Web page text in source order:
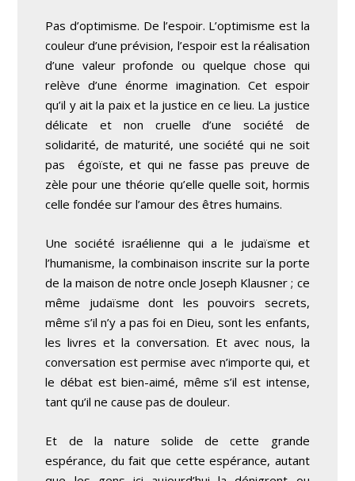
Pas d’optimisme. De l’espoir. L’optimisme est la
couleur d’une prévision, l’espoir est la réalisation
d’une valeur profonde ou quelque chose qui
relève d’une énorme imagination. Cet espoir
qu’il y ait la paix et la justice en ce lieu. La justice
délicate et non cruelle d’une société de
solidarité, de maturité, une société qui ne soit
pas égoïste, et qui ne fasse pas preuve de
zèle pour une théorie qu’elle quelle soit, hormis
celle fondée sur l’amour des êtres humains.
Une société israélienne qui a le judaïsme et
l’humanisme, la combinaison inscrite sur la porte
de la maison de notre oncle Joseph Klausner ; ce
même judaïsme dont les pouvoirs secrets,
même s’il n’y a pas foi en Dieu, sont les enfants,
les livres et la conversation. Et avec nous, la
conversation est permise avec n’importe qui, et
le débat est bien-aimé, même s’il est intense,
tant qu’il ne cause pas de douleur.
Et de la nature solide de cette grande
espérance, du fait que cette espérance, autant